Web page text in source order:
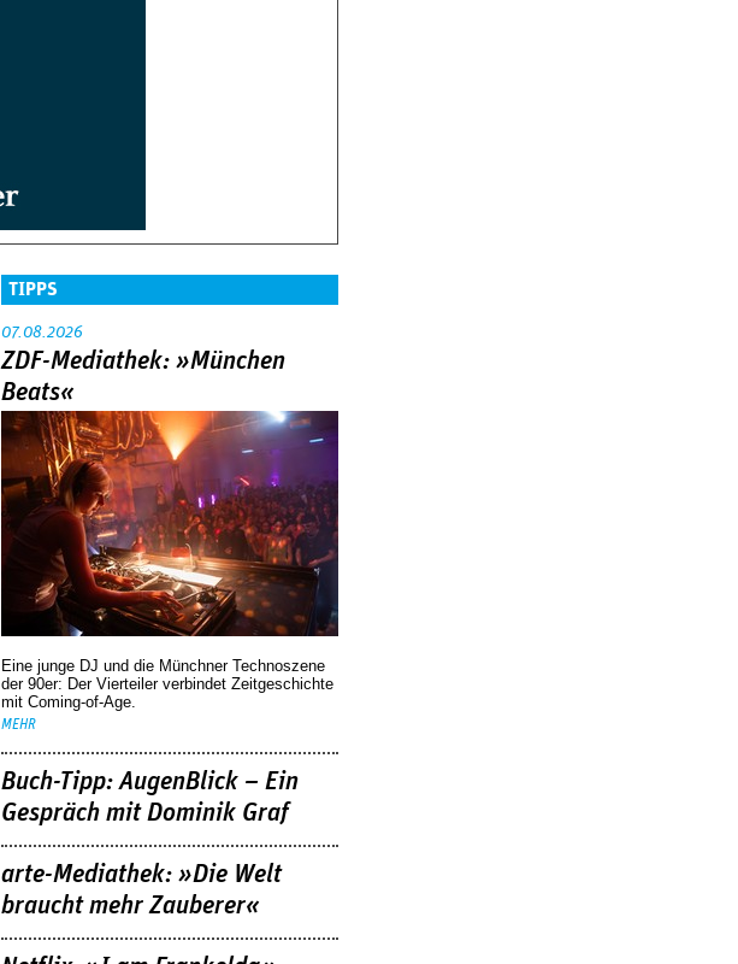
TIPPS
07.08.2026
ZDF-Mediathek: »München
Beats«
Eine junge DJ und die Münchner Technoszene
der 90er: Der Vierteiler verbindet Zeitgeschichte
mit Coming-of-Age.
MEHR
Buch-Tipp: AugenBlick – Ein
Gespräch mit Dominik Graf
arte-Mediathek: »Die Welt
braucht mehr Zauberer«